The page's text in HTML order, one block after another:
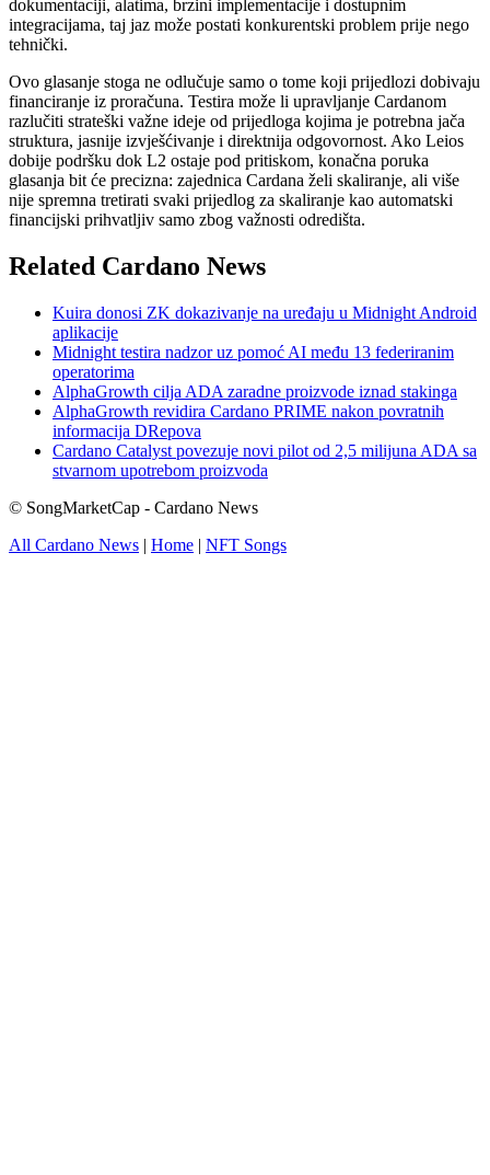
dokumentaciji, alatima, brzini implementacije i dostupnim
integracijama, taj jaz može postati konkurentski problem prije nego
tehnički.
Ovo glasanje stoga ne odlučuje samo o tome koji prijedlozi dobivaju
financiranje iz proračuna. Testira može li upravljanje Cardanom
razlučiti strateški važne ideje od prijedloga kojima je potrebna jača
struktura, jasnije izvješćivanje i direktnija odgovornost. Ako Leios
dobije podršku dok L2 ostaje pod pritiskom, konačna poruka
glasanja bit će precizna: zajednica Cardana želi skaliranje, ali više
nije spremna tretirati svaki prijedlog za skaliranje kao automatski
financijski prihvatljiv samo zbog važnosti odredišta.
Related Cardano News
Kuira donosi ZK dokazivanje na uređaju u Midnight Android
aplikacije
Midnight testira nadzor uz pomoć AI među 13 federiranim
operatorima
AlphaGrowth cilja ADA zaradne proizvode iznad stakinga
AlphaGrowth revidira Cardano PRIME nakon povratnih
informacija DRepova
Cardano Catalyst povezuje novi pilot od 2,5 milijuna ADA sa
stvarnom upotrebom proizvoda
© SongMarketCap - Cardano News
All Cardano News | Home | NFT Songs